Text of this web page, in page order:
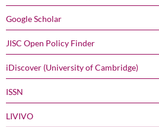
Google Scholar
JISC Open Policy Finder
iDiscover (University of Cambridge)
ISSN
LIVIVO